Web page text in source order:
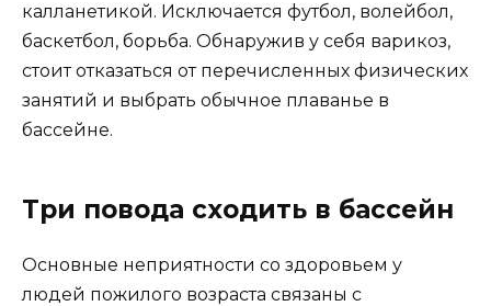
калланетикой. Исключается футбол, волейбол,
баскетбол, борьба. Обнаружив у себя варикоз,
стоит отказаться от перечисленных физических
занятий и выбрать обычное плаванье в
бассейне.
Три повода сходить в бассейн
Основные неприятности со здоровьем у
людей пожилого возраста связаны с